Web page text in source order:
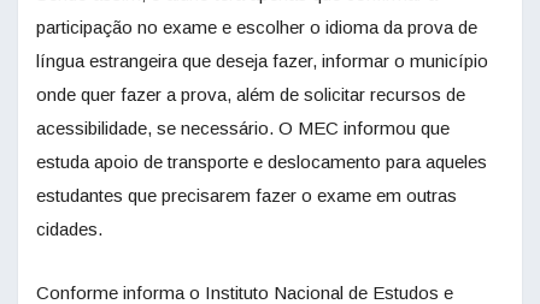
participação no exame e escolher o idioma da prova de
língua estrangeira que deseja fazer, informar o município
onde quer fazer a prova, além de solicitar recursos de
acessibilidade, se necessário. O MEC informou que
estuda apoio de transporte e deslocamento para aqueles
estudantes que precisarem fazer o exame em outras
cidades.
Conforme informa o Instituto Nacional de Estudos e